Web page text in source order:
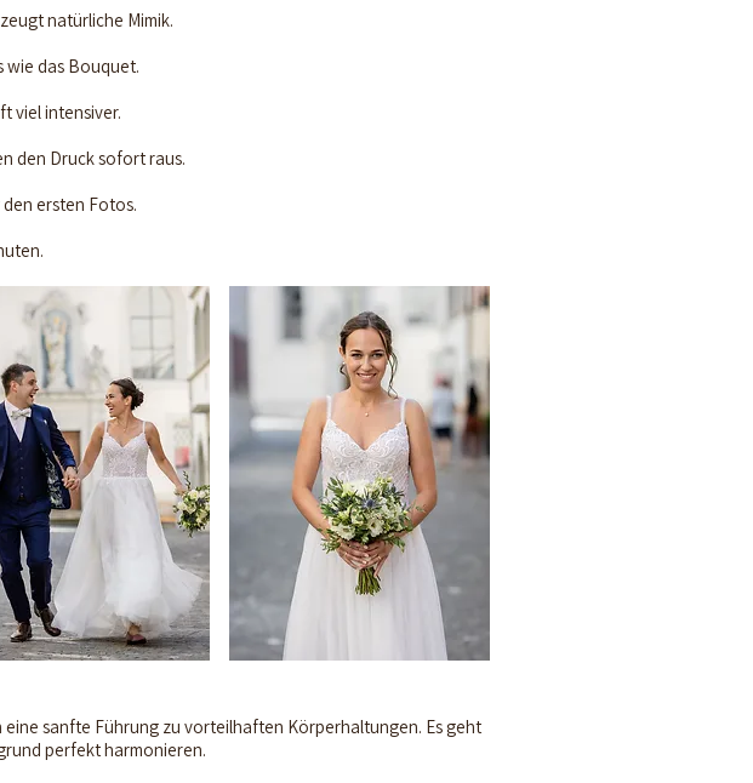
natürliche Mimik.
wie das Bouquet.
viel intensiver.
den Druck sofort raus.
ersten Fotos.
sanfte Führung zu vorteilhaften Körperhaltungen. Es geht
perfekt harmonieren.